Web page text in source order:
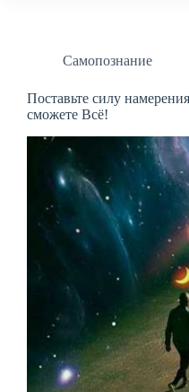
Самопознание
Поставьте силу
сможете Всё!